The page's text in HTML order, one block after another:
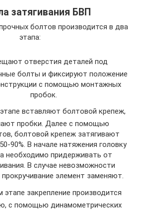
затягивания БВП
болтов производится в два
этапа:
отверстия деталей под
болты и фиксируют положение
с помощью монтажных
пробок.
вставляют болтовой крепеж,
пробки. Далее с помощью
болтовой крепеж затягивают
90%. В начале натяжения головку
необходимо придерживать от
В случае невозможности
прокручивание элемент заменяют.
этапе закрепление производится
с помощью динамометрических